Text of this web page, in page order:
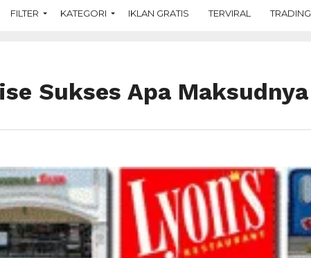
FILTER KATEGORI IKLAN GRATIS TERVIRAL TRADING
Sukses Apa Maksudnya